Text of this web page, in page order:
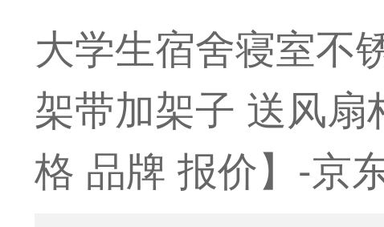
大学生宿舍寝室不
架带加架子 送风
格 品牌 报价】-京